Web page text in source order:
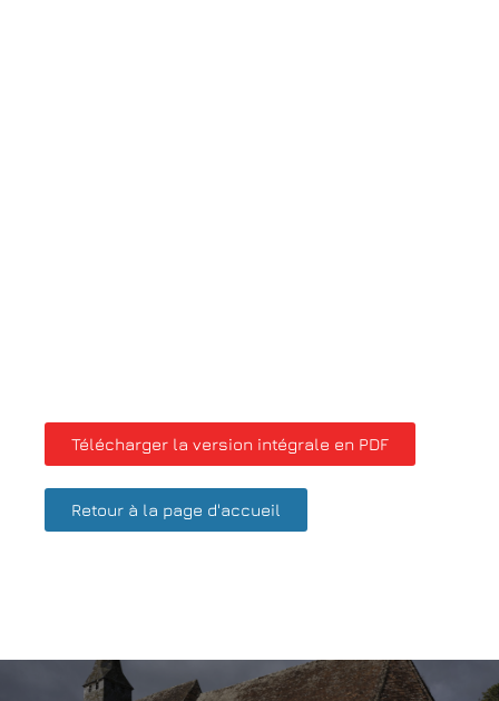
Télécharger la version intégrale en PDF
Retour à la page d'accueil